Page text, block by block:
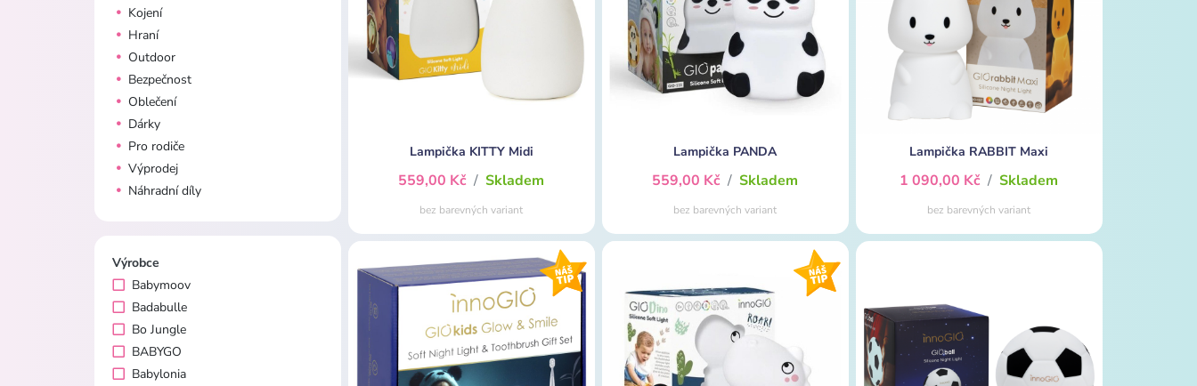
Kojení
Hraní
Outdoor
Bezpečnost
Oblečení
Dárky
Pro rodiče
Výprodej
Náhradní díly
Výrobce
Babymoov
Badabulle
Bo Jungle
BABYGO
Babylonia
Lampička KITTY Midi
559,00 Kč / Skladem
bez barevných variant
Lampička PANDA
559,00 Kč / Skladem
bez barevných variant
Lampička RABBIT Maxi
1 090,00 Kč / Skladem
bez barevných variant